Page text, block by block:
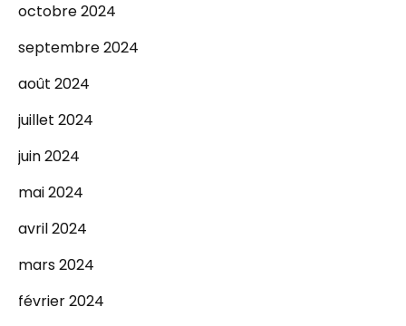
octobre 2024
septembre 2024
août 2024
juillet 2024
juin 2024
mai 2024
avril 2024
mars 2024
février 2024